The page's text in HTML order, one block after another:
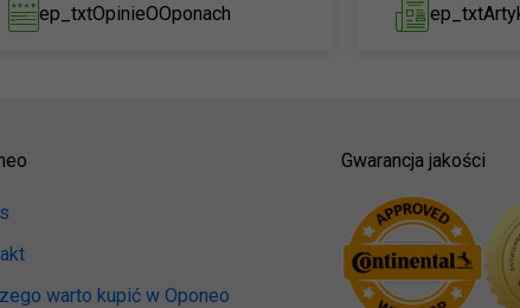
ep_txtOpinieOOponach
warto kupić w Oponeo
Gwarancja jakości